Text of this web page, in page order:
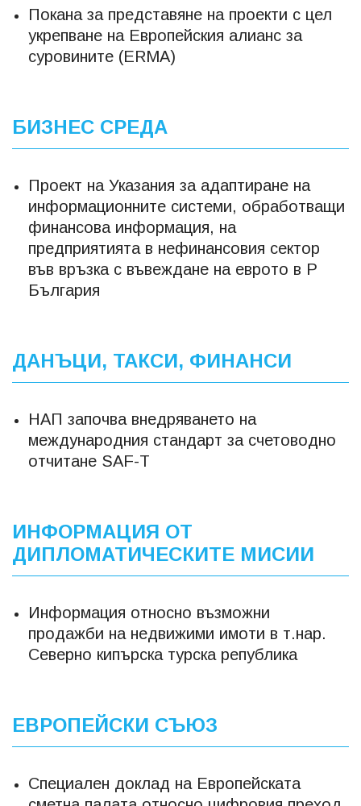
Покана за представяне на проекти с цел
укрепване на Европейския алианс за
суровините (ERMA)
БИЗНЕС СРЕДА
Проект на Указания за адаптиране на
информационните системи, обработващи
финансова информация, на
предприятията в нефинансовия сектор
във връзка с въвеждане на еврото в Р
България
ДАНЪЦИ, ТАКСИ, ФИНАНСИ
НАП започва внедряването на
международния стандарт за счетоводно
отчитане SAF-T
ИНФОРМАЦИЯ ОТ
ДИПЛОМАТИЧЕСКИТЕ МИСИИ
Информация относно възможни
продажби на недвижими имоти в т.нар.
Северно кипърска турска република
ЕВРОПЕЙСКИ СЪЮЗ
Специален доклад на Европейската